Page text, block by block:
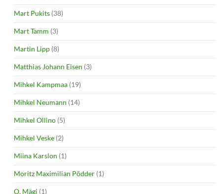
Mart Pukits (38)
Mart Tamm (3)
Martin Lipp (8)
Matthias Johann Eisen (3)
Mihkel Kampmaa (19)
Mihkel Neumann (14)
Mihkel Ollino (5)
Mihkel Veske (2)
Miina Karslon (1)
Moritz Maximilian Põdder (1)
O. Mägi (1)